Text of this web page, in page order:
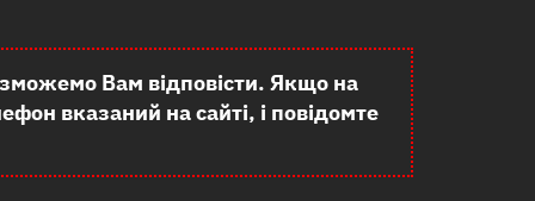
Вам відповісти. Якщо на
вказаний на сайті, і повідомте